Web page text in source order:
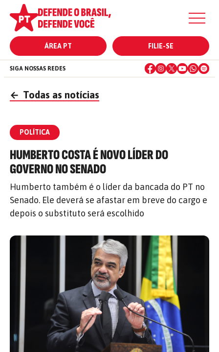
ÁREA PT FILIE-SE
SIGA NOSSAS REDES
← Todas as notícias
POLÍTICA
HUMBERTO COSTA É NOVO LÍDER DO
GOVERNO NO SENADO
Humberto também é o líder da bancada do PT no
Senado. Ele deverá se afastar em breve do cargo e
depois o substituto será escolhido